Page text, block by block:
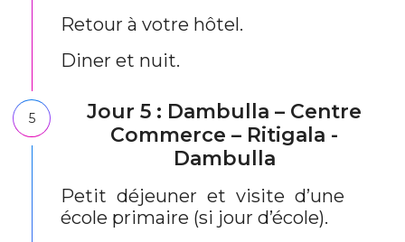
Retour à votre hôtel.
Diner et nuit.
5
Jour 5 : Dambulla – Centre
Commerce – Ritigala -
Dambulla
Petit déjeuner et visite d’une
école primaire (si jour d’école).